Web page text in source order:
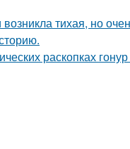
тихая, но
раскопках